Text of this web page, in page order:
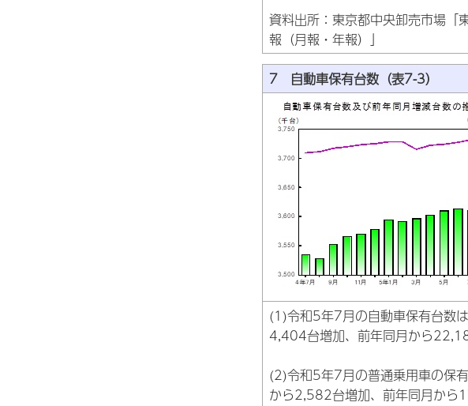
資料出所：東京都中央卸売市場「
報（月報・年報）」
7 自動車保有台数（表7-3）
(1)令和5年7月の自動車保有台数は
4,404台増加、前年同月から
(2)令和5年7月の普通乗用車の保
から2,582台増加、前年同月から